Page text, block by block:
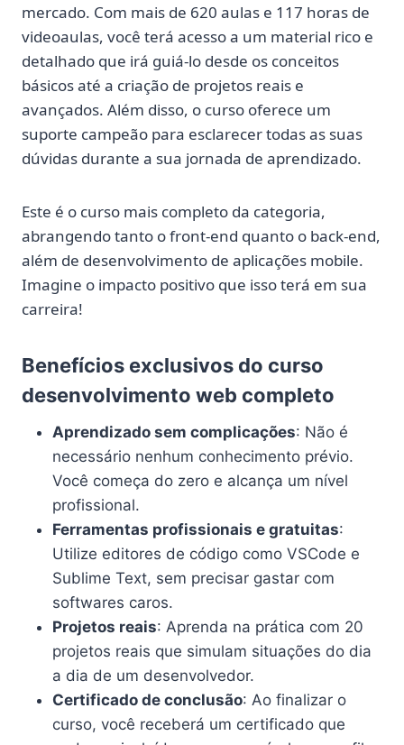
mercado. Com mais de 620 aulas e 117 horas de
videoaulas, você terá acesso a um material rico e
detalhado que irá guiá-lo desde os conceitos
básicos até a criação de projetos reais e
avançados. Além disso, o curso oferece um
suporte campeão para esclarecer todas as suas
dúvidas durante a sua jornada de aprendizado.
Este é o curso mais completo da categoria,
abrangendo tanto o front-end quanto o back-end,
além de desenvolvimento de aplicações mobile.
Imagine o impacto positivo que isso terá em sua
carreira!
Benefícios exclusivos do curso
desenvolvimento web completo
Aprendizado sem complicações: Não é
necessário nenhum conhecimento prévio.
Você começa do zero e alcança um nível
profissional.
Ferramentas profissionais e gratuitas:
Utilize editores de código como VSCode e
Sublime Text, sem precisar gastar com
softwares caros.
Projetos reais: Aprenda na prática com 20
projetos reais que simulam situações do dia
a dia de um desenvolvedor.
Certificado de conclusão: Ao finalizar o
curso, você receberá um certificado que